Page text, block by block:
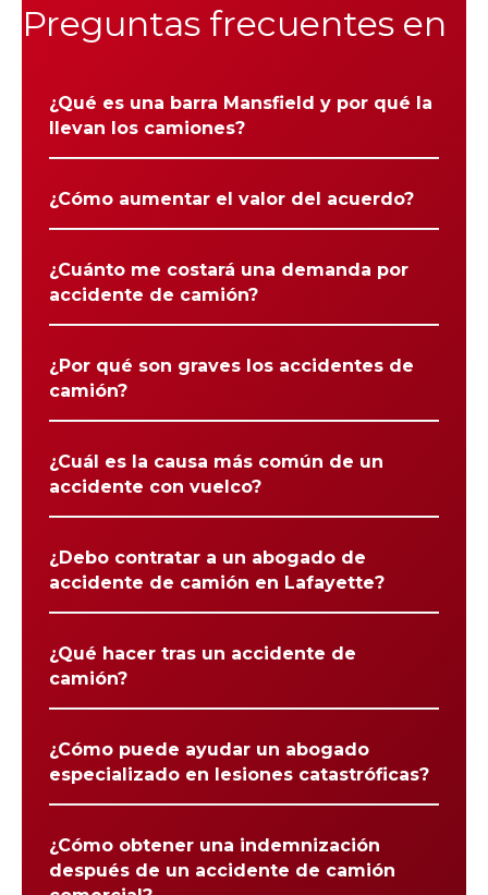
Preguntas frecuentes en
¿Qué es una barra Mansfield y por qué la
llevan los camiones?
¿Cómo aumentar el valor del acuerdo?
¿Cuánto me costará una demanda por
accidente de camión?
¿Por qué son graves los accidentes de
camión?
¿Cuál es la causa más común de un
accidente con vuelco?
¿Debo contratar a un abogado de
accidente de camión en Lafayette?
¿Qué hacer tras un accidente de
camión?
¿Cómo puede ayudar un abogado
especializado en lesiones catastróficas?
¿Cómo obtener una indemnización
después de un accidente de camión